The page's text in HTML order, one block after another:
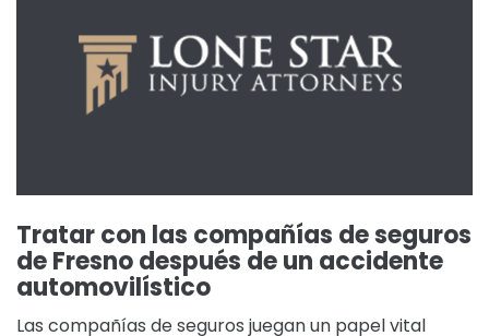
Tratar con las compañías de seguros
de Fresno después de un accidente
automovilístico
Las compañías de seguros juegan un papel vital